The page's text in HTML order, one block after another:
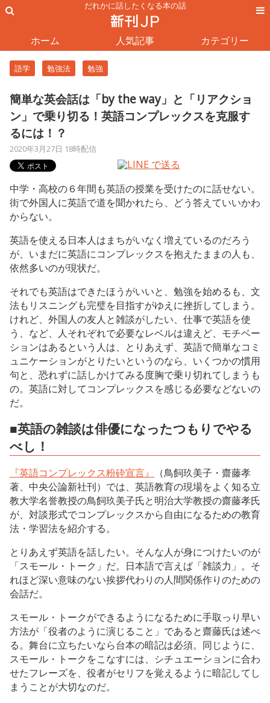
だれかに話したくなる本の話
ホーム 人気記事 カテゴリー
語学 勉強法 勉強
簡単な英会話は「by the way」と「リアクショ
ン」で乗り切る！英語コンプレックスを克服す
るには！？
2020年3月27日 18時配信
中学・高校の６年間も英語の授業を受けたのに話せない。
街で外国人に英語で道を聞かれたら、どう答えていいかわ
からない。
英語を使える日本人はまちがいなく増えているのだろう
が、いまだに英語にコンプレックスを抱えたままの人も、
依然多いのが現状だ。
それでも英語はできたほうがいいと、勉強を始めるも、文
法もリスニングも完璧を目指すがゆえに挫折してしまう。
けれど、外国人の友人と雑談がしたい、仕事で英語を使
う、など、人それぞれで必要なレベルは違えど、モチベー
ションはあるという人は、とりあえず、英語で簡単なコミ
ュニケーションがとりたいというのなら、いくつかの慣用
句と、恐れずに話しかけてみる度胸で乗り切れてしまうも
の。英語に対してコンプレックスを感じる必要などないの
だ。
■英語の雑談は俳優になったつもりでやる
べし！
『英語コンプレックス粉砕宣言』
（鳥飼玖美子・齋藤孝
著、中央公論新社刊）では、英語教育の現場をよく知る立
教大学名誉教授の鳥飼玖美子氏と明治大学教授の齋藤孝氏
が、対談形式でコンプレックスから自由になるための教育
法・学習法を紹介する。
とりあえず英語を話したい。そんな人が身につけたいのが
「スモール・トーク」だ。日本語で言えば「雑談力」。そ
れほど深い意味のない挨拶代わりの人間関係作りのための
会話だ。
スモール・トークができるようになるために手取っり早い
方法が「役者のように演じること」であると齋藤氏は述べ
る。舞台に立ちたいなら台本の暗記は必須。同じように、
スモール・トークをこなすには、シチュエーションに合わ
せたフレーズを、役者がセリフを覚えるように暗記してし
まうことが大切なのだ。